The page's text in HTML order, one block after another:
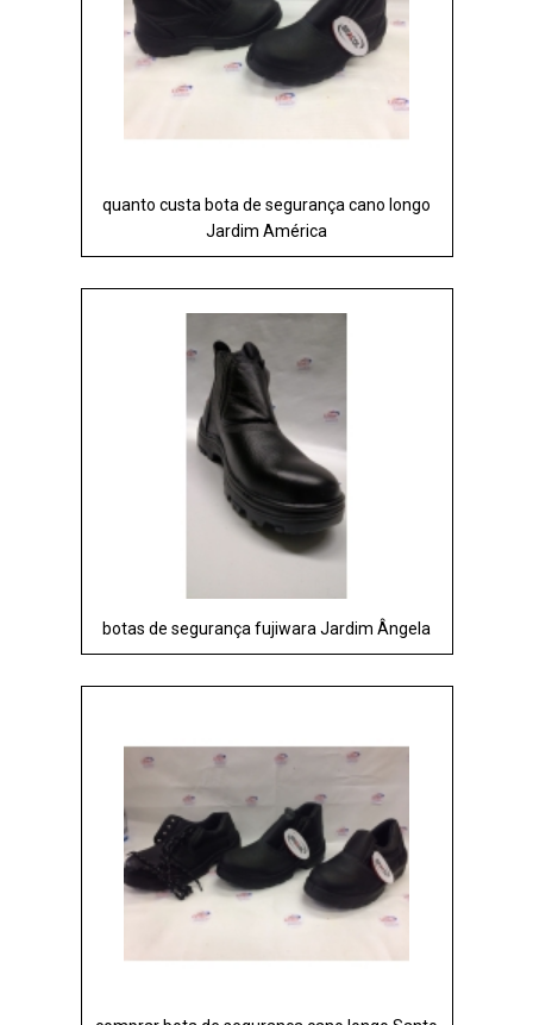
quanto custa bota de segurança cano longo
Jardim América
botas de segurança fujiwara Jardim Ângela